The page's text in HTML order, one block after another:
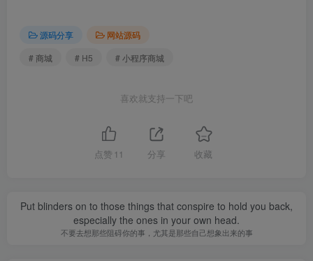
源码分享
网站源码
# 商城
# H5 # 小程序商城
喜欢就支持一下吧
点赞 11 分享 收藏
Put blinders on to those things that conspire to hold you back,
especially the ones in your own head.
不要去想那些阻碍你的事，尤其是那些自己想象出来的事